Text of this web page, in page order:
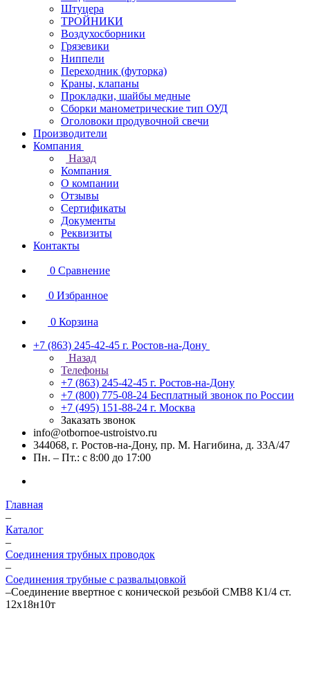
Штуцера
ТРОЙНИКИ
Воздухосборники
Грязевики
Ниппели
Переходник (футорка)
Краны, клапаны
Прокладки, шайбы медные
Сборки манометрические тип ОУД
Оголовоки продувочной свечи
Производители
Компания
Назад
Компания
О компании
Отзывы
Сертификаты
Документы
Реквизиты
Контакты
0 Сравнение
0 Избранное
0 Корзина
+7 (863) 245-42-45 г. Ростов-на-Дону
Назад
Телефоны
+7 (863) 245-42-45 г. Ростов-на-Дону
+7 (800) 775-08-24 Бесплатный звонок по России
+7 (495) 151-88-24 г. Москва
Заказать звонок
info@otbornoe-ustroistvo.ru
344068, г. Ростов-на-Дону, пр. М. Нагибина, д. 33А/47
Пн. – Пт.: с 8:00 до 17:00
Главная
–
Каталог
–
Соединения трубных проводок
–
Соединения трубные с развальцовкой
–Соединение ввертное с конической резьбой СМВ8 К1/4 ст.
12х18н10т